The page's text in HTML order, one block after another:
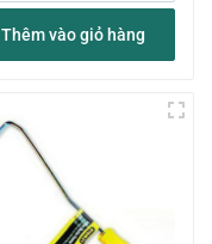
Thêm vào giỏ hàng